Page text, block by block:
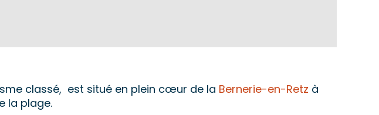
classé, est situé en plein cœur de la Bernerie-en-Retz à
la plage.